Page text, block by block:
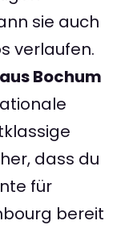
sie auch
verlaufen.
Bochum
dass du
für
bereit